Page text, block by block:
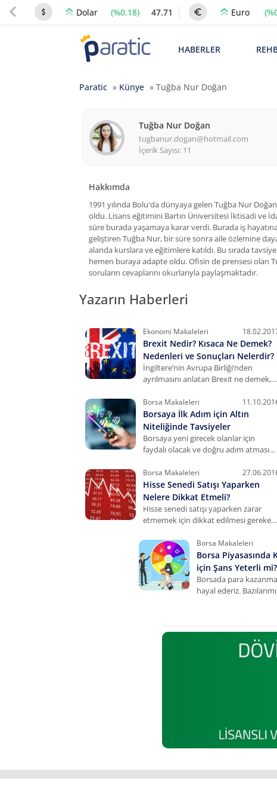
Dolar (%0.18) 47.71 Euro
HABERLER
Paratic » Künye » Tuğba Nur Doğan
Tuğba Nur Doğan
tugbanur.dogan@hotmail.com
İçerik Sayısı: 11
Hakkımda
1991 yılında Bolu'da dünyaya gelen Tuğba Nur
oldu. Lisans eğitimini Bartın Üniversitesi İktisadi ve
süre burada yaşamaya karar verdi. Burada iş
geliştiren Tuğba Nur, bir süre sonra aile özlemine
alanda kurslara ve eğitimlere katıldı. Bu sırada
hemen buraya adapte oldu. Ofisin de prensesi olan
soruların cevaplarını okurlarıyla paylaşmaktadır.
Yazarın Haberleri
Ekonomi Makaleleri
Brexit Nedir? Kısaca Ne Demek?
Nedenleri ve Sonuçları Nelerdir?
İngiltere’nin Avrupa Birliği’nden
ayrılmasını anlatan Brexit ne demek,
istedi, sürecin gelişimi ve sonuçları
hakkında bilgiler:
Borsa Makaleleri
Borsaya İlk Adım için Altın
Niteliğinde Tavsiyeler
Borsaya yeni girecek olanlar için
faydalı olacak ve doğru adım atmasını
tavsiyeler bu yazıda sizi bekliyor.
Borsa Makaleleri
Hisse Senedi Satışı Yaparken
Nelere Dikkat Etmeli?
Hisse senedi satışı yaparken zarar
etmemek için dikkat edilmesi gereken
seviyeleri gibi konulara ilişkin detaylar
aşağıda…
Borsa Makaleleri
Borsa Piyasasında
için Şans Yeterli mi?
Borsada para
hayal ederiz.